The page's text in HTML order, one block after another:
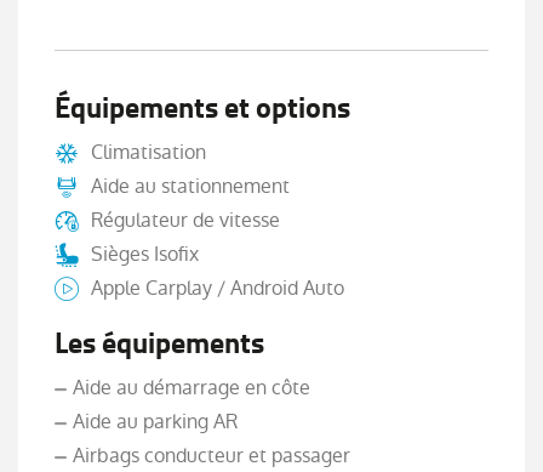
Équipements et options
Climatisation
Aide au stationnement
Régulateur de vitesse
Sièges Isofix
Apple Carplay / Android Auto
Les équipements
Aide au démarrage en côte
Aide au parking AR
Airbags conducteur et passager